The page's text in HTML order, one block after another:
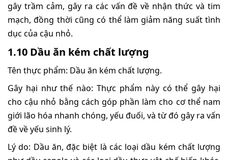
gây trầm cảm, gây ra các vấn đề về nhận thức và tim
mạch, đồng thời cũng có thể làm giảm năng suất tình
dục của cậu nhỏ.
1.10 Dầu ăn kém chất lượng
Tên thực phẩm: Dầu ăn kém chất lượng.
Gây hại như thế nào: Thực phẩm này có thể gây hại
cho cậu nhỏ bằng cách góp phần làm cho cơ thể nam
giới lão hóa nhanh chóng, yếu đuối, và từ đó gây ra vấn
đề về yếu sinh lý.
Lý do: Dầu ăn, đặc biệt là các loại dầu kém chất lượng